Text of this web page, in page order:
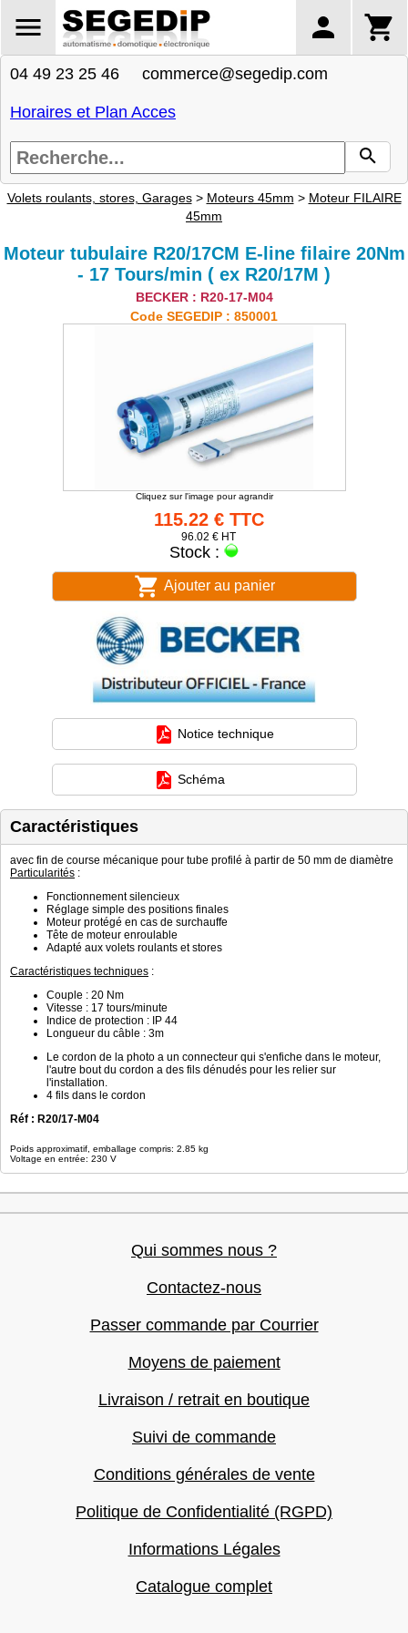
04 49 23 25 46 commerce@segedip.com
Horaires et Plan Acces
Volets roulants, stores, Garages> Moteurs 45mm > Moteur FILAIRE
45mm
Moteur tubulaire R20/17CM E-line filaire 20Nm
- 17 Tours/min ( ex R20/17M )
BECKER : R20-17-M04
Code SEGEDIP : 850001
Cliquez sur l'image pour agrandir
115.22 € TTC
96.02 € HT
Stock :
Ajouter au panier
Notice technique
Schéma
Caractéristiques
avec fin de course mécanique pour tube profilé à partir de 50 mm de diamètre
Particularités :
Fonctionnement silencieux
Réglage simple des positions finales
Moteur protégé en cas de surchauffe
Tête de moteur enroulable
Adapté aux volets roulants et stores
Caractéristiques techniques :
Couple : 20 Nm
Vitesse : 17 tours/minute
Indice de protection : IP 44
Longueur du câble : 3m
Le cordon de la photo a un connecteur qui s'enfiche dans le moteur,
l'autre bout du cordon a des fils dénudés pour les relier sur
l'installation.
4 fils dans le cordon
Réf : R20/17-M04
Poids approximatif, emballage compris: 2.85 kg
Voltage en entrée: 230 V
Qui sommes nous ?
Contactez-nous
Passer commande par Courrier
Moyens de paiement
Livraison / retrait en boutique
Suivi de commande
Conditions générales de vente
Politique de Confidentialité (RGPD)
Informations Légales
Catalogue complet